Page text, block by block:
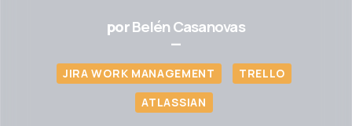
porBelén Casanovas
—
JIRA WORK MANAGEMENT
TRELLO
ATLASSIAN